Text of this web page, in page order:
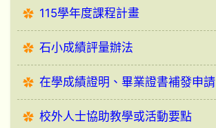
115學年度課程計畫
石小成績評量辦法
在學成績證明、畢業證書補發申請
校外人士協助教學或活動要點